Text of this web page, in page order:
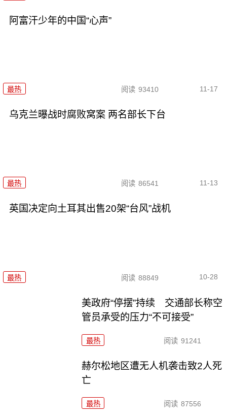
阿富汗少年的中国“心声”
最热 阅读 93410 11-17
乌克兰曝战时腐败窝案 两名部长下台
最热 阅读 86541 11-13
英国决定向土耳其出售20架“台风”战机
最热 阅读 88849 10-28
美政府“停摆”持续 交通部长称空
管员承受的压力“不可接受”
最热 阅读 91241
赫尔松地区遭无人机袭击致2人死
亡
最热 阅读 87556